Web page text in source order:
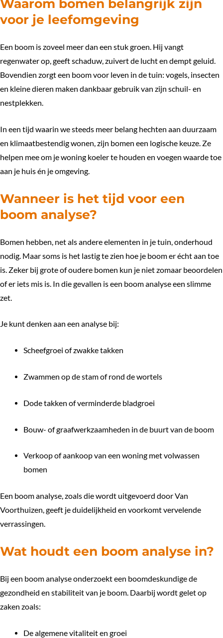
Waarom bomen belangrijk zijn
voor je leefomgeving
Een boom is zoveel meer dan een stuk groen. Hij vangt
regenwater op, geeft schaduw, zuivert de lucht en dempt geluid.
Bovendien zorgt een boom voor leven in de tuin: vogels, insecten
en kleine dieren maken dankbaar gebruik van zijn schuil- en
nestplekken.
In een tijd waarin we steeds meer belang hechten aan duurzaam
en klimaatbestendig wonen, zijn bomen een logische keuze. Ze
helpen mee om je woning koeler te houden en voegen waarde toe
aan je huis én je omgeving.
Wanneer is het tijd voor een
boom analyse?
Bomen hebben, net als andere elementen in je tuin, onderhoud
nodig. Maar soms is het lastig te zien hoe je boom er écht aan toe
is. Zeker bij grote of oudere bomen kun je niet zomaar beoordelen
of er iets mis is. In die gevallen is een boom analyse een slimme
zet.
Je kunt denken aan een analyse bij:
Scheefgroei of zwakke takken
Zwammen op de stam of rond de wortels
Dode takken of verminderde bladgroei
Bouw- of graafwerkzaamheden in de buurt van de boom
Verkoop of aankoop van een woning met volwassen
bomen
Een boom analyse, zoals die wordt uitgevoerd doorVan
Voorthuizen, geeft je duidelijkheid en voorkomt vervelende
verrassingen.
Wat houdt een boom analyse in?
Bij een boom analyse onderzoekt een boomdeskundige de
gezondheid en stabiliteit van je boom. Daarbij wordt gelet op
zaken zoals:
De algemene vitaliteit en groei